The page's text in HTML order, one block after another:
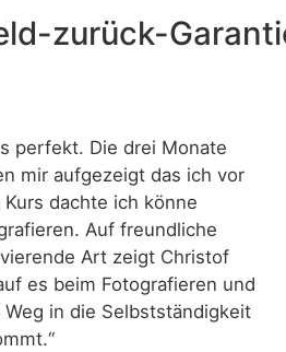
zurück-
perfekt. Die drei Monate
mir aufgezeigt das ich vor
Kurs dachte ich könne
Auf freundliche
Art zeigt Christof
es beim Fotografieren und
Weg in die Selbstständigkeit